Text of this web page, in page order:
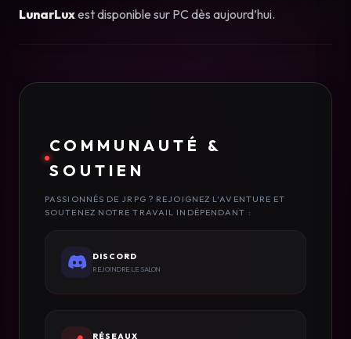
LunarLuxest disponible sur PC dès aujourd’hui.
COMMUNAUTÉ &
SOUTIEN
PASSIONNÉS DE JRPG ? REJOIGNEZ L'AVENTURE ET
SOUTENEZ NOTRE TRAVAIL INDÉPENDANT :
DISCORD
REJOINDRE LE SALON
RÉSEAUX